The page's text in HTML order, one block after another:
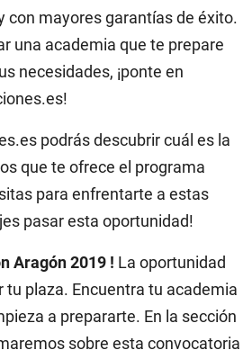
con mayores garantías de éxito.
una academia que te prepare
necesidades, ¡ponte en
podrás descubrir cuál es la
que te ofrece el programa
para enfrentarte a estas
pasar esta oportunidad!
Aragón 2019 ! La oportunidad
tu plaza. Encuentra tu academia
a prepararte. En la sección
sobre esta convocatoria